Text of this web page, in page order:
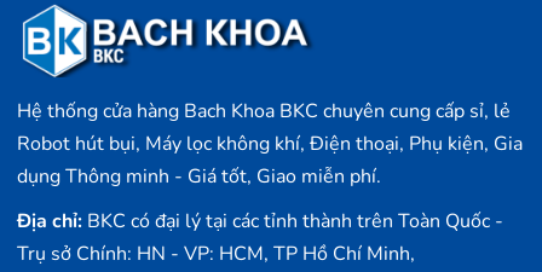
99.8%. Điều này giúp cho không gian sống của bạn luôn
sạch sẽ và thoải mái.
Tiện lợi
Được thiết kế với nhiều tính năng tiện lợi để đáp ứng
Hệ thống cửa hàng Bach Khoa BKC chuyên cung cấp sỉ, lẻ
Robot hút bụi, Máy lọc không khí, Điện thoại, Phụ kiện, Gia
dụng Thông minh - Giá tốt, Giao miễn phí.
Địa chỉ: BKC có đại lý tại các tỉnh thành trên Toàn Quốc -
Trụ sở Chính: HN - VP: HCM, TP Hồ Chí Minh,